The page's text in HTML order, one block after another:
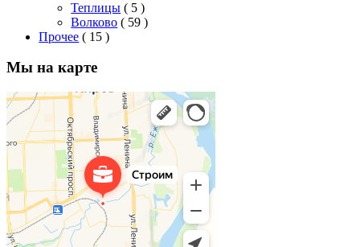
Теплицы ( 5 )
Волково ( 59 )
Прочее ( 15 )
Мы на карте